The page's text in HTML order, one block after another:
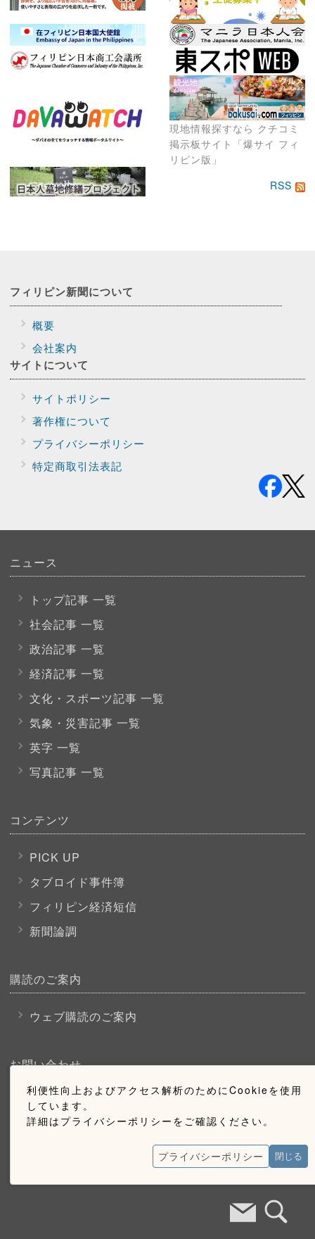
現地情報探すなら クチコミ
掲示板サイト「爆サイ フィ
リピン版」
RSS
利便性向上およびアクセス解析のためにCookieを使用
しています。
詳細はプライバシーポリシーをご確認ください。
プライバシーポリシー 閉じる
フィリピン新聞について
概要
会社案内
サイトについて
サイトポリシー
著作権について
プライバシーポリシー
特定商取引法表記
ニュース
トップ記事 一覧
社会記事 一覧
政治記事 一覧
経済記事 一覧
文化・スポーツ記事 一覧
気象・災害記事 一覧
英字 一覧
写真記事 一覧
コンテンツ
PICK UP
タブロイド事件簿
フィリピン経済短信
新聞論調
購読のご案内
ウェブ購読のご案内
お問い合わせ
採用情報
お問い合わせ